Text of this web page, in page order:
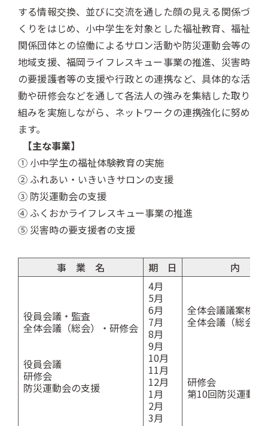
する情報交換、並びに交流を通した顔の見える関係づ
くりをはじめ、小中学生を対象とした福祉教育、福祉
関係団体との協働によるサロン活動や防災運動会等の
地域支援、福岡ライフレスキュー事業の推進、災害時
の要援護者等の支援や行政との連携など、具体的な活
動や研修会などを通して各法人の強みを集結した取り
組みを実施しながら、ネットワークの連携強化に努め
ます。
【主な事業】
① 小中学生の福祉体験教育の実施
② ふれあい・いきいきサロンの支援
③ 防災運動会の支援
④ ふくおかライフレスキュー事業の推進
⑤ 災害時の要支援者の支援
事 業 名 期 日 内 容
役員会議・監査
全体会議（総会）・研修会
役員会議
研修会
防災運動会の支援
4月
5月
6月
7月
8月
9月
10月
11月
12月
1月
2月
3月
全体会議議案検討
全体会議（総会）
研修会
第10回防災運動会